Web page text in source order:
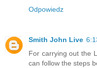
Odpowiedz
Smith John Live
For carrying out the
can follow the steps